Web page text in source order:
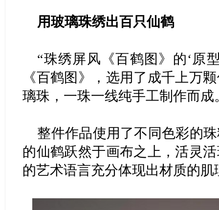
用玻璃珠绣出百只仙鹤
“珠绣屏风《百鹤图》的‘原
《百鹤图》，选用了成千上万
璃珠，一珠一线纯手工制作而成
整件作品使用了不同色彩的
的仙鹤跃然于画布之上，活灵
的艺术语言充分体现出材质的肌